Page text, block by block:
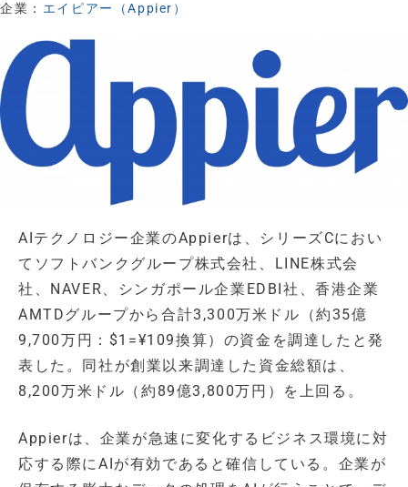
企業： エイピアー（Appier）
AIテクノロジー企業のAppierは、シリーズCにおい
てソフトバンクグループ株式会社、LINE株式会
社、NAVER、シンガポール企業EDBI社、香港企業
AMTDグループから合計3,300万米ドル（約35億
9,700万円：$1=¥109換算）の資金を調達したと発
表した。同社が創業以来調達した資金総額は、
8,200万米ドル（約89億3,800万円）を上回る。
Appierは、企業が急速に変化するビジネス環境に対
応する際にAIが有効であると確信している。企業が